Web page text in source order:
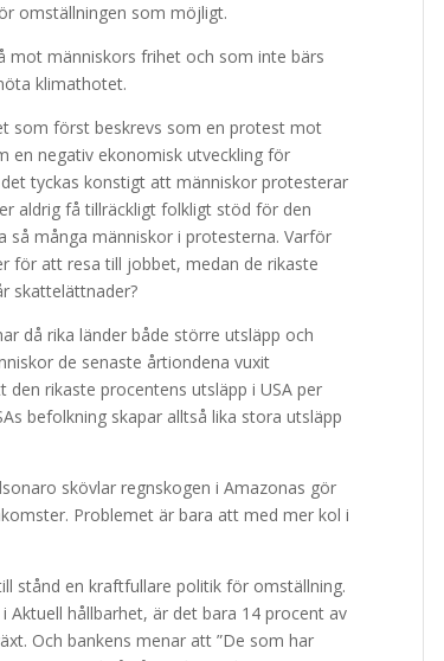
omställningen som möjligt.
mot människors frihet och som inte bärs
klimathotet.
som först beskrevs som en protest mot
en negativ ekonomisk utveckling för
tyckas konstigt att människor protesterar
aldrig få tillräckligt folkligt stöd för den
många människor i protesterna. Varför
för att resa till jobbet, medan de rikaste
skattelättnader?
då rika länder både större utsläpp och
de senaste årtiondena vuxit
rikaste procentens utsläpp i USA per
befolkning skapar alltså lika stora utsläpp
skövlar regnskogen i Amazonas gör
Problemet är bara att med mer kol i
stånd en kraftfullare politik för omställning.
Aktuell hållbarhet, är det bara 14 procent av
Och bankens menar att ”De som har